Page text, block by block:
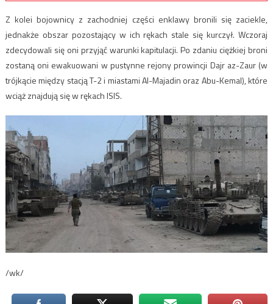
Z kolei bojownicy z zachodniej części enklawy bronili się zaciekle,
jednakże obszar pozostający w ich rękach stale się kurczył. Wczoraj
zdecydowali się oni przyjąć warunki kapitulacji. Po zdaniu ciężkiej broni
zostaną oni ewakuowani w pustynne rejony prowincji Dajr az-Zaur (w
trójkącie między stacją T-2 i miastami Al-Majadin oraz Abu-Kemal), które
wciąż znajdują się w rękach ISIS.
/wk/